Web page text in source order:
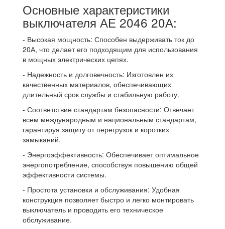
Основные характеристики
выключателя АЕ 2046 20А:
- Высокая мощность: Способен выдерживать ток до
20А, что делает его подходящим для использования
в мощных электрических цепях.
- Надежность и долговечность: Изготовлен из
качественных материалов, обеспечивающих
длительный срок службы и стабильную работу.
- Соответствие стандартам безопасности: Отвечает
всем международным и национальным стандартам,
гарантируя защиту от перегрузок и коротких
замыканий.
- Энергоэффективность: Обеспечивает оптимальное
энергопотребление, способствуя повышению общей
эффективности системы.
- Простота установки и обслуживания: Удобная
конструкция позволяет быстро и легко монтировать
выключатель и проводить его техническое
обслуживание.